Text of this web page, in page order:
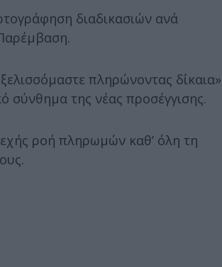
διαδικασιών ανά
πληρώνοντας δίκαια»
σύνθημα της νέας προσέγγισης.
ροή πληρωμών καθ’ όλη τη